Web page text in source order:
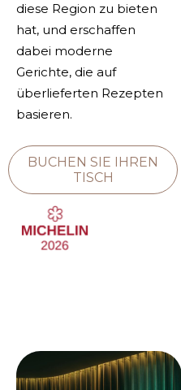
diese Region zu bieten
hat, und erschaffen
dabei moderne
Gerichte, die auf
überlieferten Rezepten
basieren.
BUCHEN SIE IHREN
TISCH